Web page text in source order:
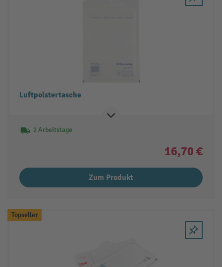
Luftpolstertasche
2 Arbeitstage
16,70 €
Zum Produkt
Topseller